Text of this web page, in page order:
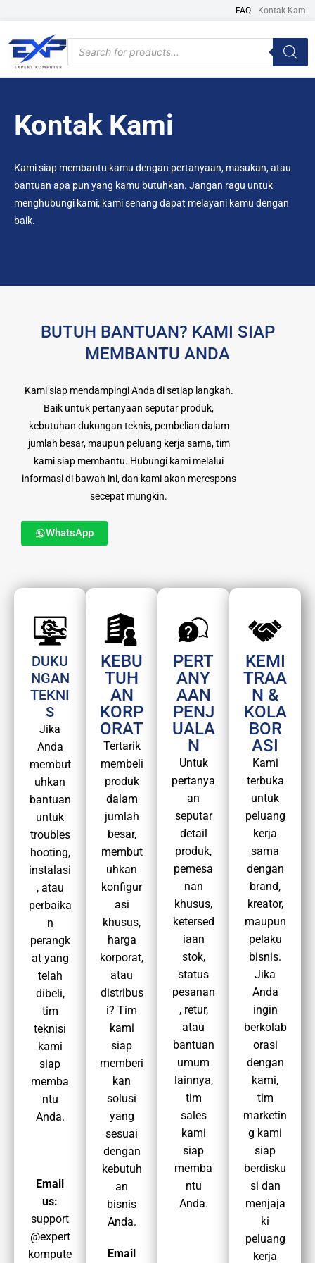
content
FAQ Kontak Kami
Products
search
Kontak Kami
Kami siap membantu kamu dengan pertanyaan, masukan, atau
bantuan apa pun yang kamu butuhkan. Jangan ragu untuk
menghubungi kami; kami senang dapat melayani kamu dengan
baik.
BUTUH BANTUAN? KAMI SIAP
MEMBANTU ANDA
Kami siap mendampingi Anda di setiap langkah.
Baik untuk pertanyaan seputar produk,
kebutuhan dukungan teknis, pembelian dalam
jumlah besar, maupun peluang kerja sama, tim
kami siap membantu. Hubungi kami melalui
informasi di bawah ini, dan kami akan merespons
secepat mungkin.
WhatsApp
DUKU
NGAN
TEKNI
S
Jika
Anda
membut
uhkan
bantuan
untuk
troubles
hooting,
instalasi
, atau
perbaika
n
perangk
at yang
telah
dibeli,
tim
teknisi
kami
siap
memba
ntu
Anda.
Email
us:
support
@expert
kompute
KEBU
TUH
AN
KORP
ORAT
Tertarik
membeli
produk
dalam
jumlah
besar,
membut
uhkan
konfigur
asi
khusus,
harga
korporat,
atau
distribus
i? Tim
kami
siap
memberi
kan
solusi
yang
sesuai
dengan
kebutuh
an
bisnis
Anda.
Email
PERT
ANY
AAN
PENJ
UALA
N
Untuk
pertanya
an
seputar
detail
produk,
pemesa
nan
khusus,
ketersed
iaan
stok,
status
pesanan
, retur,
atau
bantuan
umum
lainnya,
tim
sales
kami
siap
memba
ntu
Anda.
KEMI
TRAA
N &
KOLA
BOR
ASI
Kami
terbuka
untuk
peluang
kerja
sama
dengan
brand,
kreator,
maupun
pelaku
bisnis.
Jika
Anda
ingin
berkolab
orasi
dengan
kami,
tim
marketin
g kami
siap
berdisku
si dan
menjaja
ki
peluang
kerja